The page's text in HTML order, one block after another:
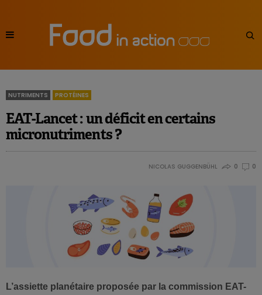
NUTRIMENTS PROTÉINES
EAT-Lancet : un déficit en certains
micronutriments ?
NICOLAS GUGGENBÜHL 0 0
L’assiette planétaire proposée par la commission EAT-